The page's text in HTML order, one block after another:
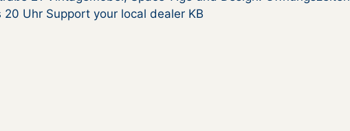
Uhr Support your local dealer KB